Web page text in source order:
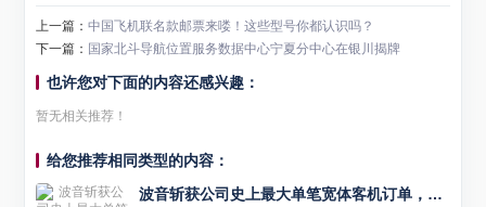
上一篇：中国飞机联名款邮票来喽！这些型号你都认识吗？
下一篇： 国家北斗导航位置服务数据中心宁夏分中心在银川揭牌
也许您对下面的内容还感兴趣：
暂无相关推荐！
给您推荐相同类型的内容：
波音斩获公司史上最大单笔宽体客机订单，卡塔尔航空豪购至多210架飞机